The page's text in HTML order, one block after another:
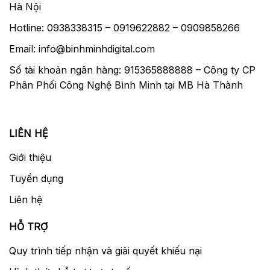
linh hoạt với nhanh, chuyển mạch an toàn
giữa tự động và tập trung hướng dẫn để
Thông số chung
Nhà sản xuất Nikon
Loại ống kính
Khẩu độ
Khoảng cách chụp gần nhất
Zoom tự động
Bounce
Chụp không dây Có
Hà Nội
Hotline: 0938338315 – 0919622882 – 0909858266
Email: info@binhminhdigital.com
Số tài khoản ngân hàng: 915365888888 – Công ty CP
Phân Phối Công Nghệ Bình Minh tại MB Hà Thành
LIÊN HỆ
Giới thiệu
Tuyển dụng
Liên hệ
HỖ TRỢ
Quy trình tiếp nhận và giải quyết khiếu nại